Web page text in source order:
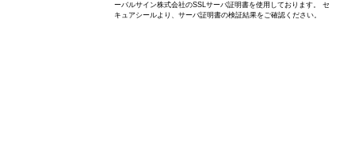
ーバルサイン株式会社のSSLサーバ証明書を使用しております。 セ
キュアシールより、サーバ証明書の検証結果をご確認ください。